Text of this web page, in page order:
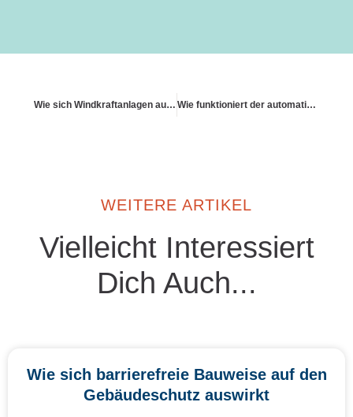
Wie sich Windkraftanlagen auf Privatgrundstücken versichern Wie funktioniert der automatische Unterversicherungsverzicht
WEITERE ARTIKEL
Vielleicht Interessiert
Dich Auch...
Wie sich barrierefreie Bauweise auf den
Gebäudeschutz auswirkt